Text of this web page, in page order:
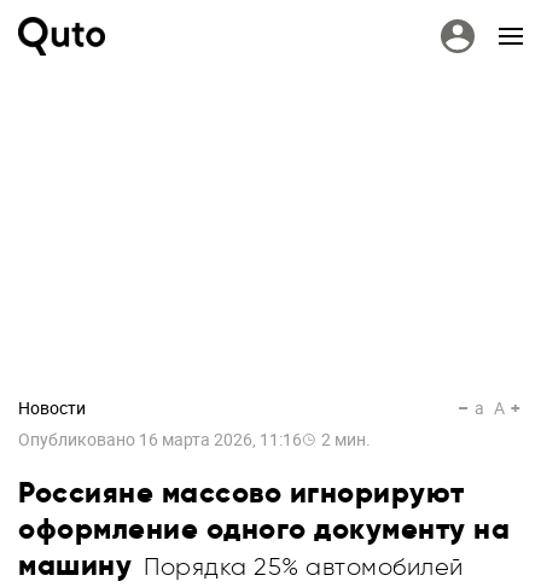
Новости
Опубликовано 16 марта 2026, 11:16 2 мин.
a A
Россияне массово игнорируют
оформление одного документу на
машину Порядка 25% автомобилей